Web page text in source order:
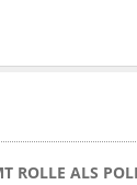
ROLLE ALS